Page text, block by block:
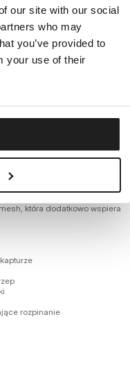
our site with our social
who may
you’ve provided to
your use of their
materiału,
z membraną 8000 mmHg
powłoką DWR level 4
materiału na poziomie 8000
która dodatkowo wspiera
rozpinanie